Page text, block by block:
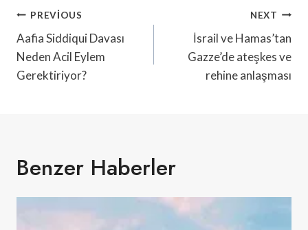
Yazı
Gezinmesi
PREVIOUS
Aafia Siddiqui Davası
Neden Acil Eylem
Gerektiriyor?
NEXT
İsrail ve Hamas’tan
Gazze’de ateşkes ve
rehine anlaşması
Benzer Haberler